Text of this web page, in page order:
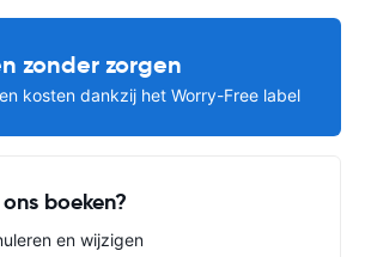
zonder zorgen
kosten dankzij het Worry-Free label
boeken?
en wijzigen